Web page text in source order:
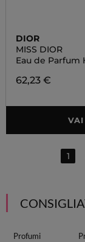
DIOR
MISS DIOR
Eau de Parfum
62,23 €
VAI
1
Profumi